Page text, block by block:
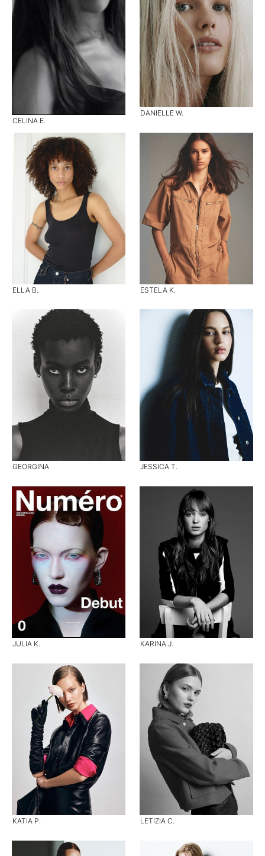
CELINA E.
DANIELLE W.
ELLA B. ESTELA K.
GEORGINA JESSICA T.
JULIA K. KARINA J.
KATIA P. LETIZIA C.